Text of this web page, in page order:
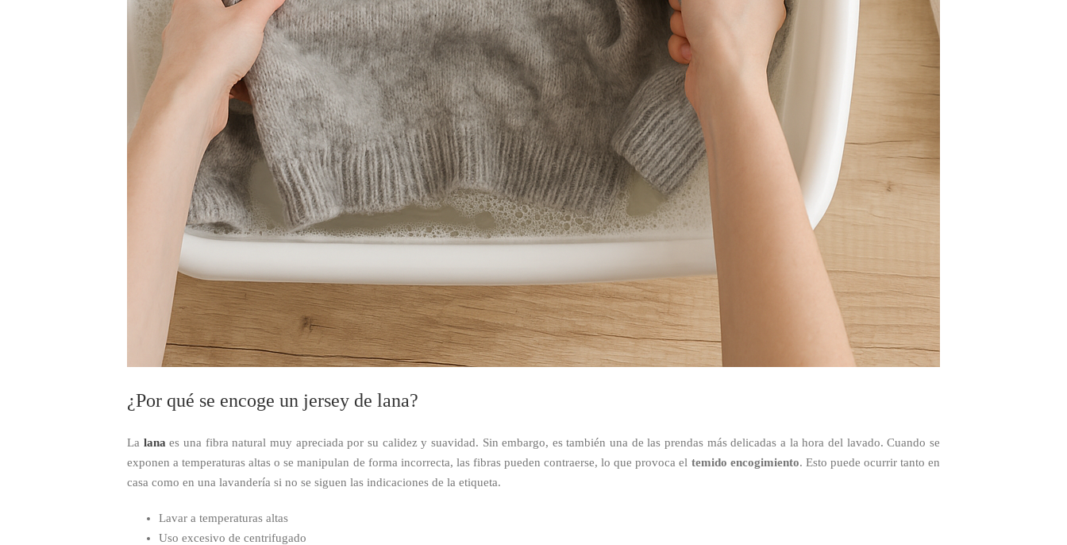
¿Por qué se encoge un jersey de lana?
La lana es una fibra natural muy apreciada por su calidez y suavidad. Sin embargo, es también una de las prendas más delicadas a la hora del lavado. Cuando se
exponen a temperaturas altas o se manipulan de forma incorrecta, las fibras pueden contraerse, lo que provoca el temido encogimiento. Esto puede ocurrir tanto en
casa como en una lavandería si no se siguen las indicaciones de la etiqueta.
Lavar a temperaturas altas
Uso excesivo de centrifugado